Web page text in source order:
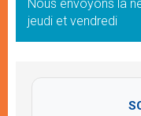
Nous envoyons la
jeudi et vendredi